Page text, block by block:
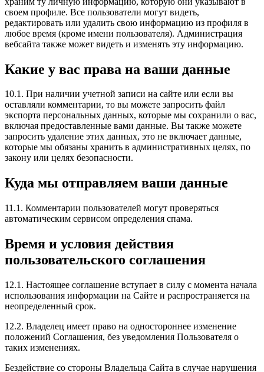
своем профиле. Все пользователи могут видеть,
редактировать или удалить свою информацию из профиля в
любое время (кроме имени пользователя). Администрация
вебсайта также может видеть и изменять эту информацию.
Какие у вас права на ваши данные
10.1. При наличии учетной записи на сайте или если вы
оставляли комментарии, то вы можете запросить файл
экспорта персональных данных, которые мы сохранили о вас,
включая предоставленные вами данные. Вы также можете
запросить удаление этих данных, это не включает данные,
которые мы обязаны хранить в административных целях, по
закону или целях безопасности.
Куда мы отправляем ваши данные
11.1. Комментарии пользователей могут проверяться
автоматическим сервисом определения спама.
Время и условия действия
пользовательского соглашения
12.1. Настоящее соглашение вступает в силу с момента начала
использования информации на Сайте и распространяется на
неопределенный срок.
12.2. Владелец имеет право на одностороннее изменение
положений Соглашения, без уведомления Пользователя о
таких изменениях.
Бездействие со стороны Владельца Сайта в случае нарушения